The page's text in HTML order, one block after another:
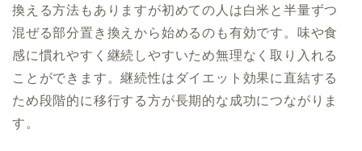
換える方法もありますが初めての人は白米と半量ずつ
混ぜる部分置き換えから始めるのも有効です。味や食
感に慣れやすく継続しやすいため無理なく取り入れる
ことができます。継続性はダイエット効果に直結する
ため段階的に移行する方が長期的な成功につながりま
す。